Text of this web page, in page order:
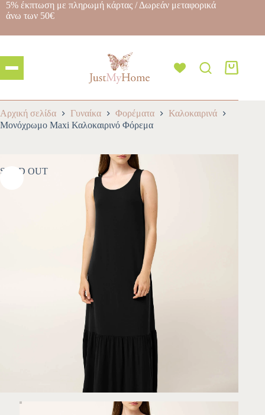
5% έκπτωση με πληρωμή κάρτας / Δωρεάν μεταφορικά
άνω των 50€
Αρχική σελίδα Γυναίκα Φορέματα
Καλοκαιρινά
Μονόχρωμο Maxi Καλοκαιρινό Φόρεμα
SOLD OUT